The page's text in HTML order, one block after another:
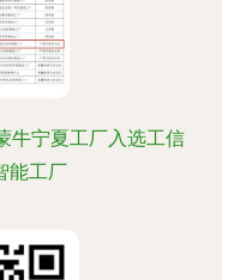
牛宁夏工厂入选工信
能工厂